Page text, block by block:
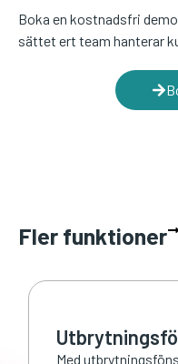
Boka en kostnadsfri
sättet ert team hanterar
Fler funktioner
Med